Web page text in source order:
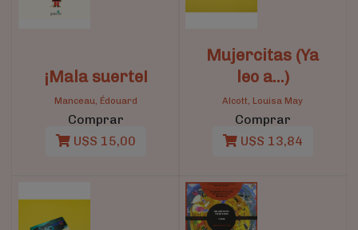
¡Mala suerte!
Manceau, Édouard
Comprar
U$S 15,00
Mujercitas (Ya
leo a...)
Alcott, Louisa May
Comprar
U$S 13,84